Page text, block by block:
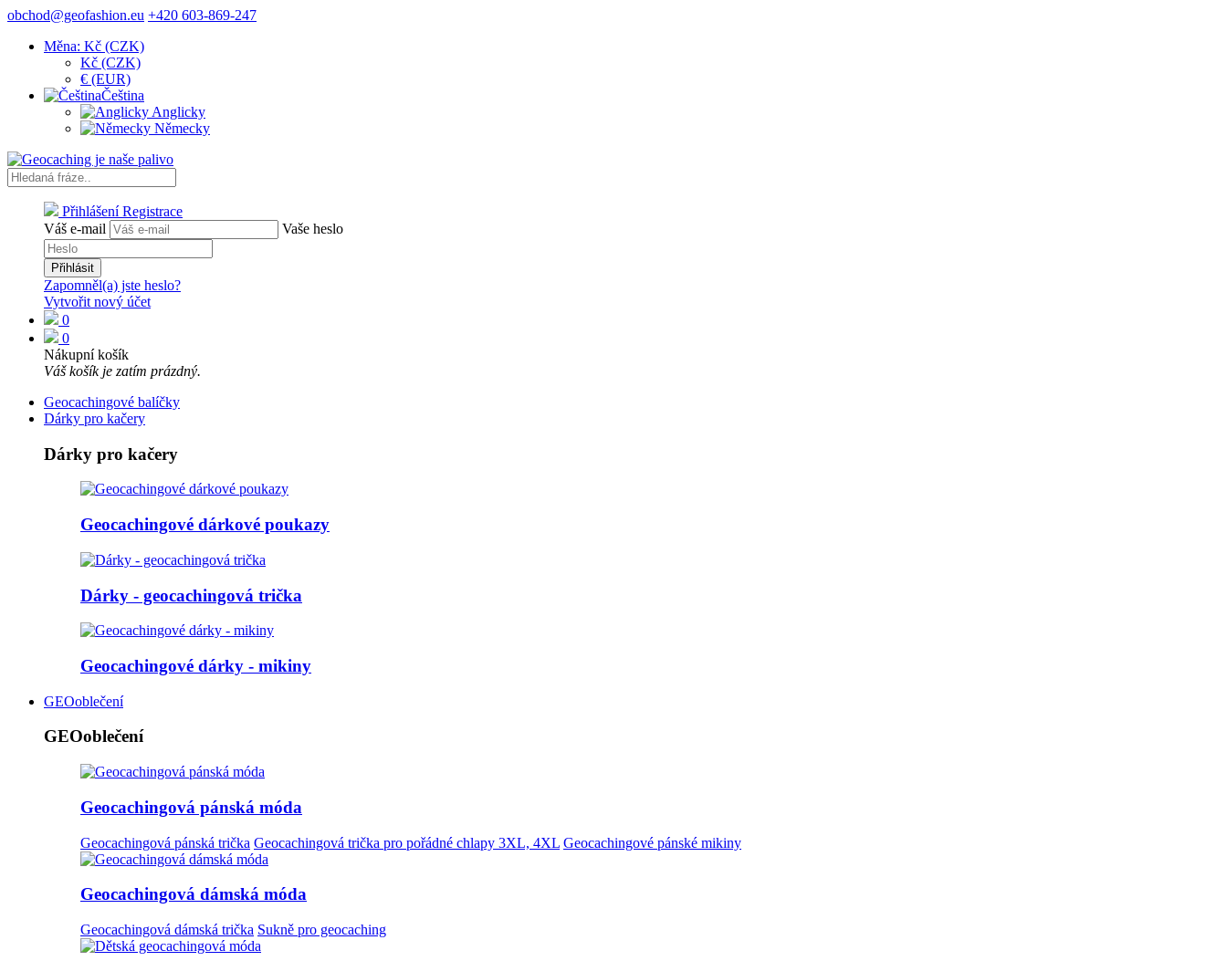
obchod@geofashion.eu +420 603-869-247
Měna: Kč (CZK)
Kč (CZK)
€ (EUR)
Čeština
Anglicky
Německy
Přihlášení Registrace
Váš e-mail
Vaše heslo
Přihlásit
Zapomněl(a) jste heslo?
Vytvořit nový účet
0
0
Nákupní košík
Váš košík je zatím prázdný.
Geocachingové balíčky
Dárky pro kačery
Dárky pro kačery
Geocachingové dárkové poukazy
Dárky - geocachingová trička
Geocachingové dárky - mikiny
GEOoblečení
GEOoblečení
Geocachingová pánská móda
Geocachingová pánská trička Geocachingová trička pro pořádné chlapy 3XL, 4XL Geocachingové pánské mikiny
Geocachingová dámská móda
Geocachingová dámská trička Sukně pro geocaching